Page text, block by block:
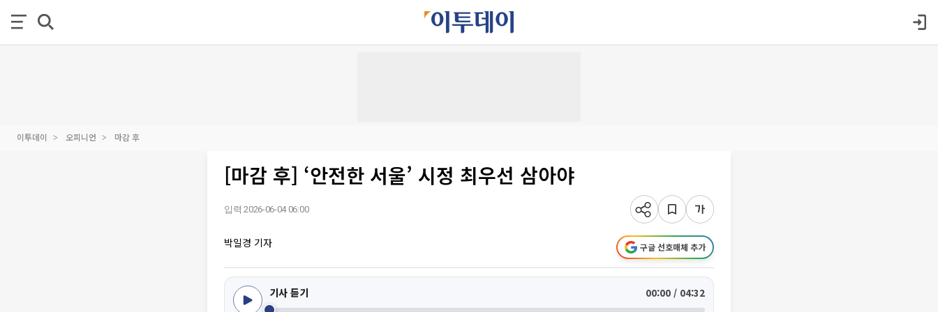
이투데이 오피니언 마감 후
[마감 후] ‘안전한 서울’ 시정 최우선 삼아야
입력 2026-06-04 06:00
박일경 기자 구글 선호매체 추가
기사 듣기 00:00 / 04:32